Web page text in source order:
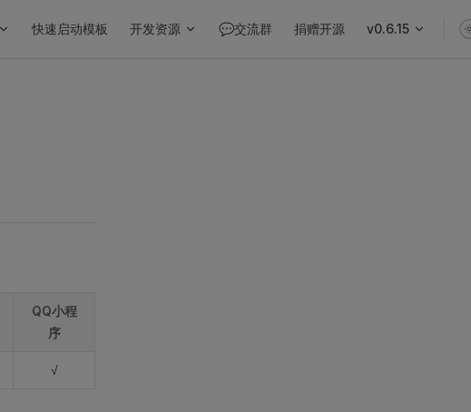
快速启动模板 开发资源 💬交流群 捐赠开源 v0.6.15
QQ小程
序
√